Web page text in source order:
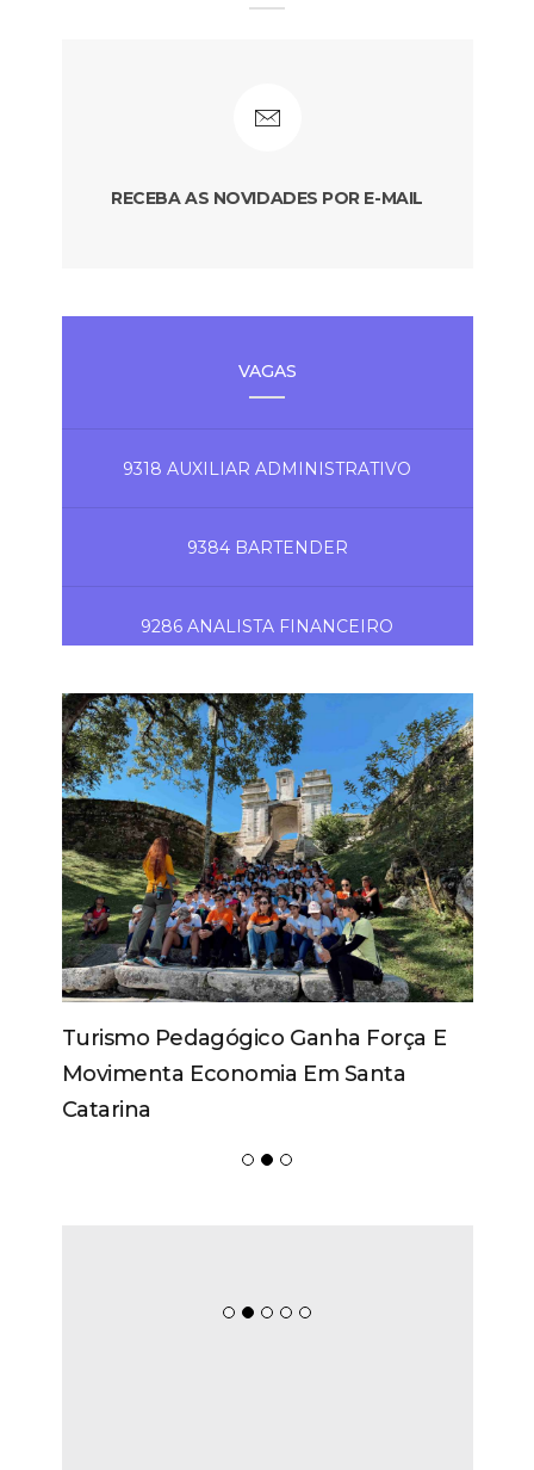
RECEBA AS NOVIDADES POR E-MAIL
VAGAS
9318 AUXILIAR ADMINISTRATIVO
9384 BARTENDER
9286 ANALISTA FINANCEIRO
Turismo Pedagógico Ganha Força E
Movimenta Economia Em Santa
Catarina